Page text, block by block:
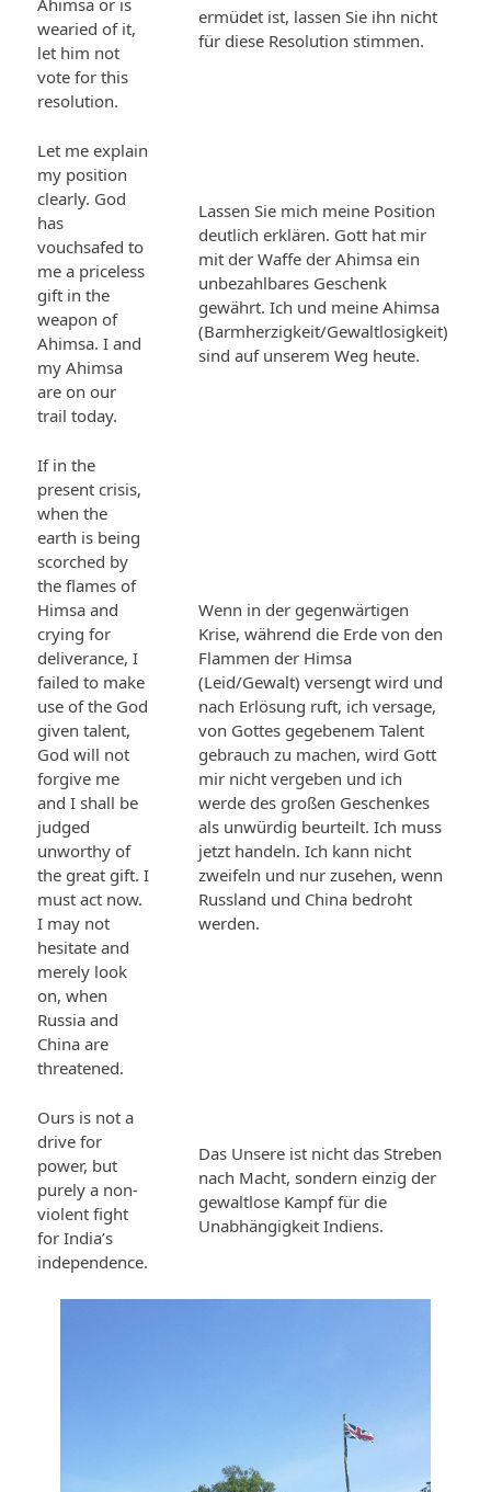
wearied of it,
let him not
vote for this
resolution.
ermüdet ist, lassen Sie ihn nicht
für diese Resolution stimmen.
Let me explain
my position
clearly. God
has
vouchsafed to
me a priceless
gift in the
weapon of
Ahimsa. I and
my Ahimsa
are on our
trail today.
Lassen Sie mich meine Position
deutlich erklären. Gott hat mir
mit der Waffe der Ahimsa ein
unbezahlbares Geschenk
gewährt. Ich und meine Ahimsa
(Barmherzigkeit/Gewaltlosigkeit)
sind auf unserem Weg heute.
If in the
present crisis,
when the
earth is being
scorched by
the flames of
Himsa and
crying for
deliverance, I
failed to make
use of the God
given talent,
God will not
forgive me
and I shall be
judged
unworthy of
the great gift. I
must act now.
I may not
hesitate and
merely look
on, when
Russia and
China are
threatened.
Wenn in der gegenwärtigen
Krise, während die Erde von den
Flammen der Himsa
(Leid/Gewalt) versengt wird und
nach Erlösung ruft, ich versage,
von Gottes gegebenem Talent
gebrauch zu machen, wird Gott
mir nicht vergeben und ich
werde des großen Geschenkes
als unwürdig beurteilt. Ich muss
jetzt handeln. Ich kann nicht
zweifeln und nur zusehen, wenn
Russland und China bedroht
werden.
Ours is not a
drive for
power, but
purely a non-
violent fight
for India’s
independence.
Das Unsere ist nicht das Streben
nach Macht, sondern einzig der
gewaltlose Kampf für die
Unabhängigkeit Indiens.